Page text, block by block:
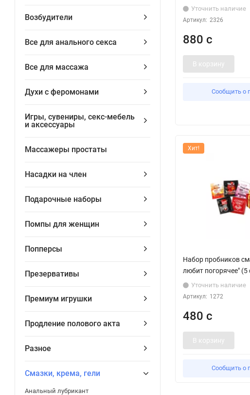
Возбудители
Все для анального секса
Все для массажа
Духи с феромонами
Игры, сувениры, секс-мебель
и аксессуары
Массажеры простаты
Насадки на член
Подарочные наборы
Помпы для женщин
Попперсы
Презервативы
Премиум игрушки
Продление полового акта
Разное
Смазки, крема, гели
Анальный лубрикант
Уточнить наличие
Артикул: 2326
880 с
В корзину
Сообщить о
Хит!
Набор пробников
любит погорячее"
Уточнить наличие
Артикул: 1272
480 с
В корзину
Сообщить о